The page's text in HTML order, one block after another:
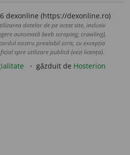
dexonline (https://dexonline.ro)
datelor de pe acest site, inclusiv
automată (web scraping, crawling),
nostru prealabil scris, cu excepția
spre utilizare publică (vezi licența).
găzduit de Hosterion